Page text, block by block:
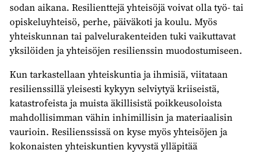
sodan aikana. Resilienttejä yhteisöjä voivat olla työ- tai
opiskeluyhteisö, perhe, päiväkoti ja koulu. Myös
yhteiskunnan tai palvelurakenteiden tuki vaikuttavat
yksilöiden ja yhteisöjen resilienssin muodostumiseen.
Kun tarkastellaan yhteiskuntia ja ihmisiä, viitataan
resilienssillä yleisesti kykyyn selviytyä kriiseistä,
katastrofeista ja muista äkillisistä poikkeusoloista
mahdollisimman vähin inhimillisin ja materiaalisin
vaurioin. Resilienssissä on kyse myös yhteisöjen ja
kokonaisten yhteiskuntien kyvystä ylläpitää